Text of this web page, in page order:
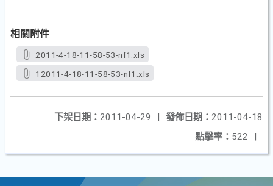
相關附件
2011-4-18-11-58-53-nf1.xls
12011-4-18-11-58-53-nf1.xls
發佈日期： 2011-04-18
下架日期： 2011-04-29
|
點擊率： 522 |